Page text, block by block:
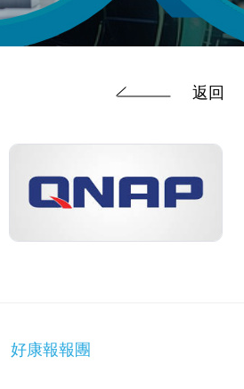
返回
好康報報團